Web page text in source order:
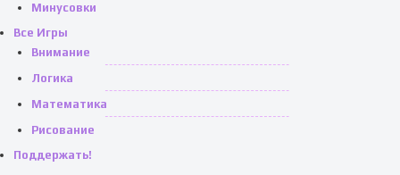
Минусовки
Все Игры
Внимание
Логика
Математика
Рисование
Поддержать!